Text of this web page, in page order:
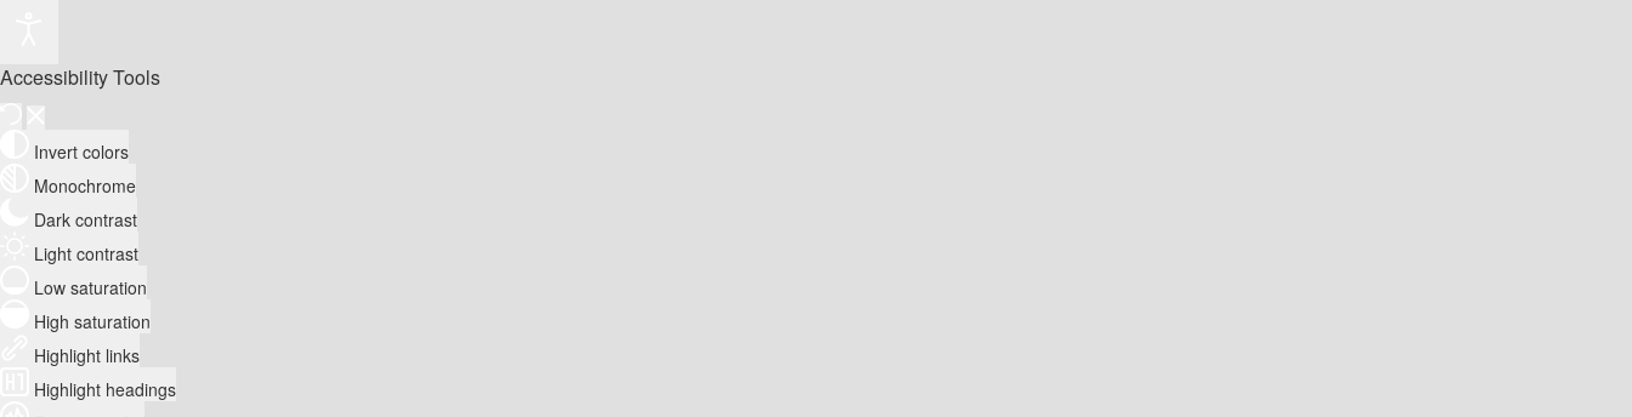
Accessibility Tools
Invert colors
Monochrome
Dark contrast
Light contrast
Low saturation
High saturation
Highlight links
Highlight headings